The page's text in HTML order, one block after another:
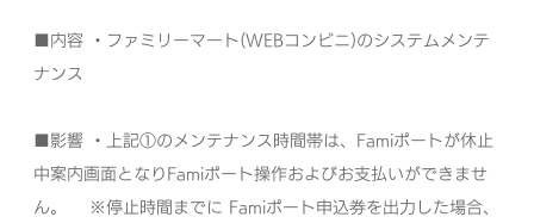
■内容 ・ファミリーマート(WEBコンビニ)のシステムメンテ
ナンス
■影響 ・上記①のメンテナンス時間帯は、Famiポートが休止
中案内画面となりFamiポート操作およびお支払いができませ
ん。
※停止時間までに Famiポート申込券を出力した場合、